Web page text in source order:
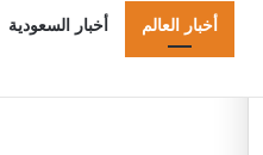
أخبار العالم أخبار السعودية